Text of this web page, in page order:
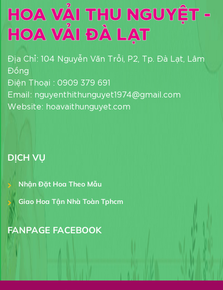
HOA VẢI THU NGUYỆT -
HOA VẢI ĐÀ LẠT
Địa Chỉ: 104 Nguyễn Văn Trỗi, P2, Tp. Đà Lạt, Lâm
Đồng
Điện Thoại : 0909 379 691
Email: nguyenthithunguyet1974@gmail.com
Website: hoavaithunguyet.com
DỊCH VỤ
Nhận Đặt Hoa Theo Mẫu
Giao Hoa Tận Nhà Toàn Tphcm
FANPAGE FACEBOOK